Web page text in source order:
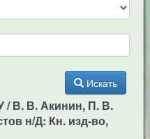
Искать
В. В. Акинин, П. В.
н/Д: Кн. изд-во,